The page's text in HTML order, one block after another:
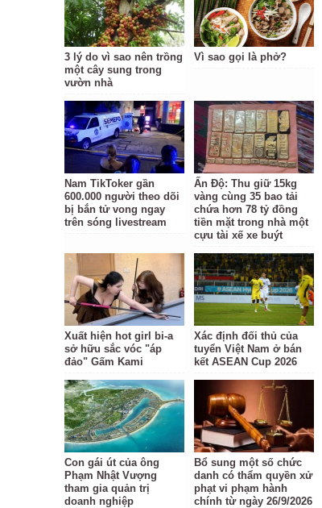
3 lý do vì sao nên trồng
một cây sung trong
vườn nhà
Vì sao gọi là phở?
Nam TikToker gần
600.000 người theo dõi
bị bắn tử vong ngay
trên sóng livestream
Ấn Độ: Thu giữ 15kg
vàng cùng 35 bao tải
chứa hơn 78 tỷ đồng
tiền mặt trong nhà một
cựu tài xế xe buýt
Xuất hiện hot girl bi-a
sở hữu sắc vóc "áp
đảo" Gấm Kami
Xác định đối thủ của
tuyển Việt Nam ở bán
kết ASEAN Cup 2026
Con gái út của ông
Phạm Nhật Vượng
tham gia quản trị
doanh nghiệp
Bổ sung một số chức
danh có thẩm quyền xử
phạt vi phạm hành
chính từ ngày 26/9/2026